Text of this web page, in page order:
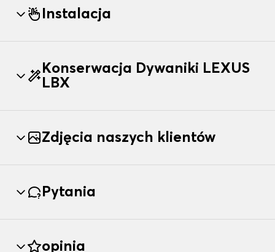
Instalacja
Konserwacja Dywaniki LEXUS
LBX
Zdjęcia naszych klientów
Pytania
opinia